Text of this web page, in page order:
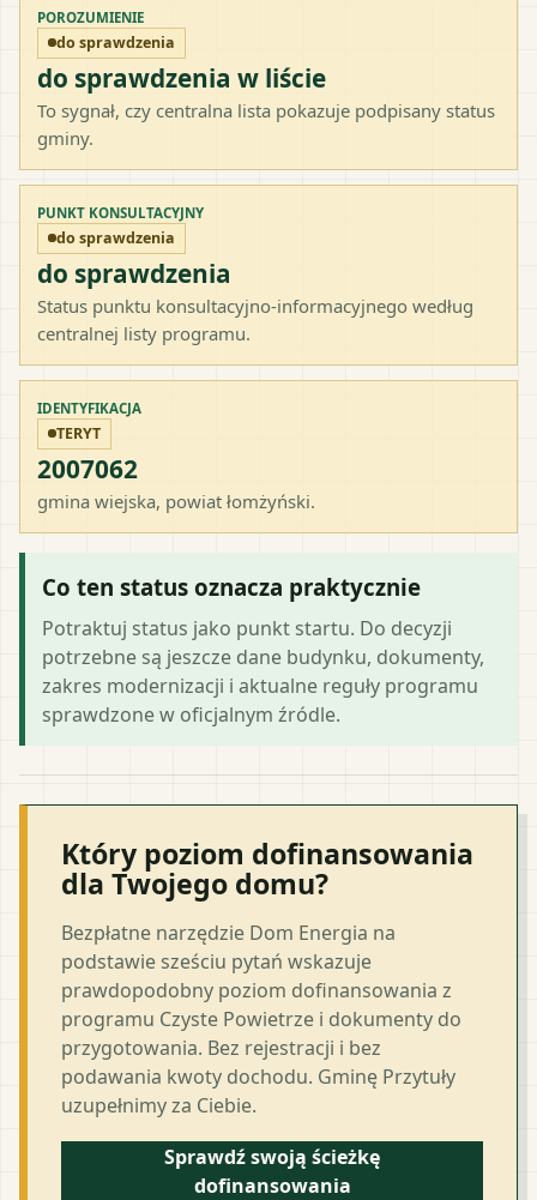
POROZUMIENIE
do sprawdzenia
do sprawdzenia w liście
To sygnał, czy centralna lista pokazuje podpisany status
gminy.
PUNKT KONSULTACYJNY
do sprawdzenia
do sprawdzenia
Status punktu konsultacyjno-informacyjnego według
centralnej listy programu.
IDENTYFIKACJA
TERYT
2007062
gmina wiejska, powiat łomżyński.
Co ten status oznacza praktycznie
Potraktuj status jako punkt startu. Do decyzji
potrzebne są jeszcze dane budynku, dokumenty,
zakres modernizacji i aktualne reguły programu
sprawdzone w oficjalnym źródle.
Który poziom dofinansowania
dla Twojego domu?
Bezpłatne narzędzie Dom Energia na
podstawie sześciu pytań wskazuje
prawdopodobny poziom dofinansowania z
programu Czyste Powietrze i dokumenty do
przygotowania. Bez rejestracji i bez
podawania kwoty dochodu. Gminę Przytuły
uzupełnimy za Ciebie.
Sprawdź swoją ścieżkę
dofinansowania